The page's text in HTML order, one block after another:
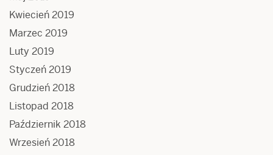
Kwiecień 2019
Marzec 2019
Luty 2019
Styczeń 2019
Grudzień 2018
Listopad 2018
Październik 2018
Wrzesień 2018